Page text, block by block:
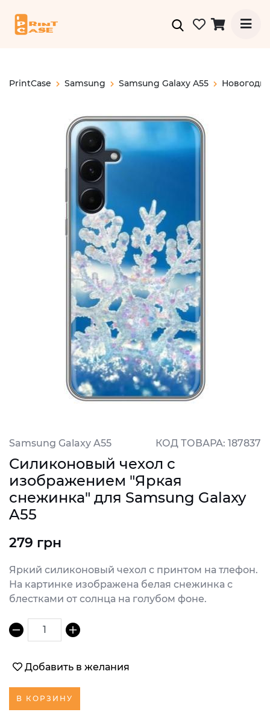
PrintCase Samsung Samsung Galaxy A55
Samsung Galaxy A55 КОД ТОВАРА: 187837
Силиконовый чехол с
изображением "Яркая
снежинка" для Samsung Galaxy
A55
279 грн
Яркий силиконовый чехол с принтом на тлефон.
На картинке изображена белая снежинка с
блестками от солнца на голубом фоне.
1
Добавить в желания
В КОРЗИНУ